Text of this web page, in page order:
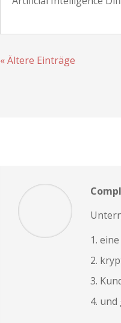
« Ältere Einträge
und